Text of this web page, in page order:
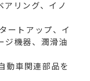
リング、イノ
プ、イ
ジ機器、潤滑油
連部品を